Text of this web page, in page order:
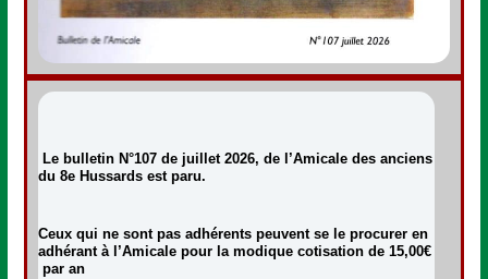
Le bulletin N°107 de juillet 2026, de l’Amicale des anciens
du 8e Hussards est paru.
Ceux qui ne sont pas adhérents peuvent se le procurer en
adhérant à l’Amicale pour la modique cotisation de 15,00€
par an